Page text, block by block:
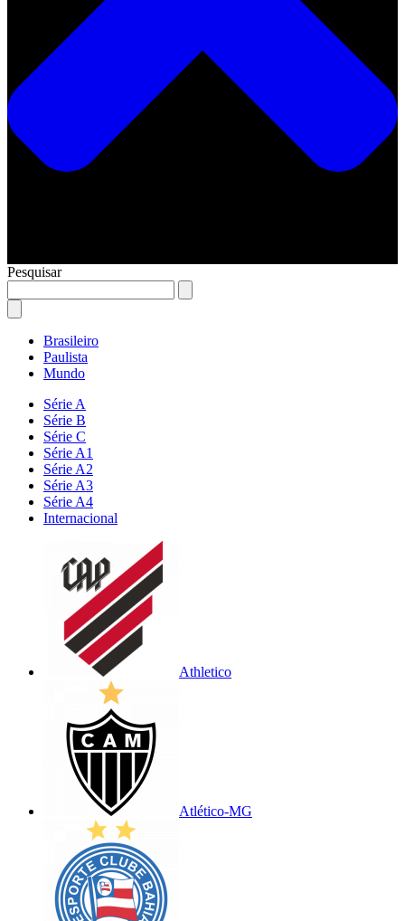
Pesquisar
Brasileiro
Paulista
Mundo
Série A
Série B
Série C
Série A1
Série A2
Série A3
Série A4
Internacional
Athletico
Atlético-MG